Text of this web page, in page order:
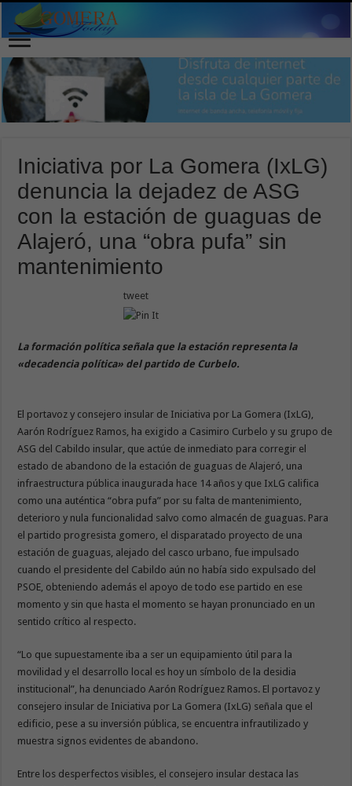
Iniciativa por La Gomera (IxLG)
denuncia la dejadez de ASG
con la estación de guaguas de
Alajeró, una “obra pufa” sin
mantenimiento
tweet
La formación política señala que la estación representa la
«decadencia política» del partido de Curbelo.
El portavoz y consejero insular de Iniciativa por La Gomera (IxLG),
Aarón Rodríguez Ramos, ha exigido a Casimiro Curbelo y su grupo de
ASG del Cabildo insular, que actúe de inmediato para corregir el
estado de abandono de la estación de guaguas de Alajeró, una
infraestructura pública inaugurada hace 14 años y que IxLG califica
como una auténtica “obra pufa” por su falta de mantenimiento,
deterioro y nula funcionalidad salvo como almacén de guaguas. Para
el partido progresista gomero, el disparatado proyecto de una
estación de guaguas, alejado del casco urbano, fue impulsado
cuando el presidente del Cabildo aún no había sido expulsado del
PSOE, obteniendo además el apoyo de todo ese partido en ese
momento y sin que hasta el momento se hayan pronunciado en un
sentido crítico al respecto.
“Lo que supuestamente iba a ser un equipamiento útil para la
movilidad y el desarrollo local es hoy un símbolo de la desidia
institucional”, ha denunciado Aarón Rodríguez Ramos. El portavoz y
consejero insular de Iniciativa por La Gomera (IxLG) señala que el
edificio, pese a su inversión pública, se encuentra infrautilizado y
muestra signos evidentes de abandono.
Entre los desperfectos visibles, el consejero insular destaca las